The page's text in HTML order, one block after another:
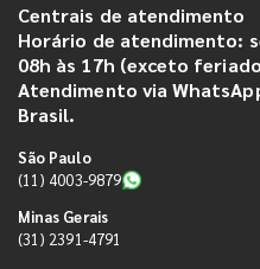
Centrais de atendimento
Horário de atendimento:
08h às 17h (exceto
Atendimento via
Brasil.
São Paulo
(11) 4003-9879
Minas Gerais
(31) 2391-4791